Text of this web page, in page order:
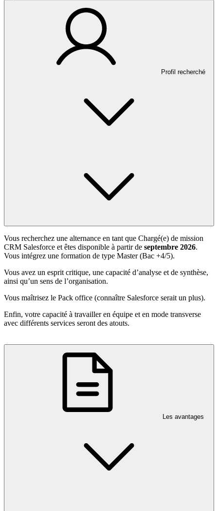
Profil recherché
Vous recherchez une alternance en tant que Chargé(e) de mission
CRM Salesforce et êtes disponible à partir de septembre 2026.
Vous intégrez une formation de type Master (Bac +4/5).
Vous avez un esprit critique, une capacité d’analyse et de synthèse,
ainsi qu’un sens de l’organisation.
Vous maîtrisez le Pack office (connaître Salesforce serait un plus).
Enfin, votre capacité à travailler en équipe et en mode transverse
avec différents services seront des atouts.
Les avantages